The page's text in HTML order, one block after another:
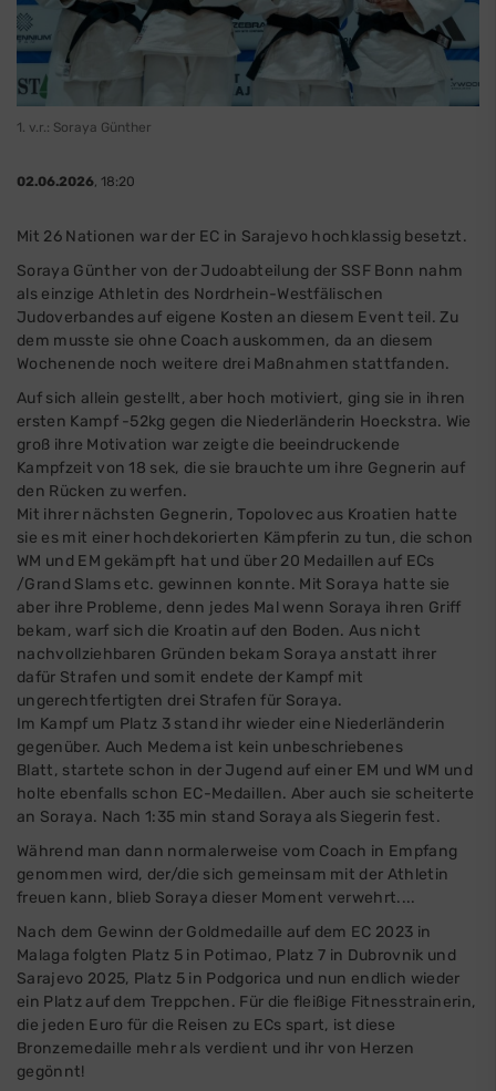
1. v.r.: Soraya Günther
02.06.2026, 18:20
Mit 26 Nationen war der EC in Sarajevo hochklassig besetzt.
Soraya Günther von der Judoabteilung der SSF Bonn nahm
als einzige Athletin des Nordrhein-Westfälischen
Judoverbandes auf eigene Kosten an diesem Event teil. Zu
dem musste sie ohne Coach auskommen, da an diesem
Wochenende noch weitere drei Maßnahmen stattfanden.
Auf sich allein gestellt, aber hoch motiviert, ging sie in ihren
ersten Kampf -52kg gegen die Niederländerin Hoeckstra. Wie
groß ihre Motivation war zeigte die beeindruckende
Kampfzeit von 18 sek, die sie brauchte um ihre Gegnerin auf
den Rücken zu werfen.
Mit ihrer nächsten Gegnerin, Topolovec aus Kroatien hatte
sie es mit einer hochdekorierten Kämpferin zu tun, die schon
WM und EM gekämpft hat und über 20 Medaillen auf ECs
/Grand Slams etc. gewinnen konnte. Mit Soraya hatte sie
aber ihre Probleme, denn jedes Mal wenn Soraya ihren Griff
bekam, warf sich die Kroatin auf den Boden. Aus nicht
nachvollziehbaren Gründen bekam Soraya anstatt ihrer
dafür Strafen und somit endete der Kampf mit
ungerechtfertigten drei Strafen für Soraya.
Im Kampf um Platz 3 stand ihr wieder eine Niederländerin
gegenüber. Auch Medema ist kein unbeschriebenes
Blatt, startete schon in der Jugend auf einer EM und WM und
holte ebenfalls schon EC-Medaillen. Aber auch sie scheiterte
an Soraya. Nach 1:35 min stand Soraya als Siegerin fest.
Während man dann normalerweise vom Coach in Empfang
genommen wird, der/die sich gemeinsam mit der Athletin
freuen kann, blieb Soraya dieser Moment verwehrt....
Nach dem Gewinn der Goldmedaille auf dem EC 2023 in
Malaga folgten Platz 5 in Potimao, Platz 7 in Dubrovnik und
Sarajevo 2025, Platz 5 in Podgorica und nun endlich wieder
ein Platz auf dem Treppchen. Für die fleißige Fitnesstrainerin,
die jeden Euro für die Reisen zu ECs spart, ist diese
Bronzemedaille mehr als verdient und ihr von Herzen
gegönnt!